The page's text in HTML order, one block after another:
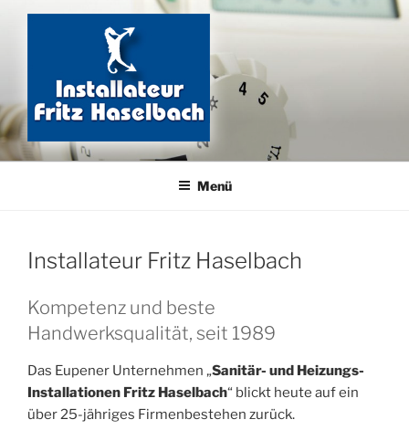
Zum
FRITZ HASELBACH
Ihr Sanitärfachmann vor Ort
Menü
Installateur Fritz Haselbach
Kompetenz und beste
Handwerksqualität, seit 1989
Das Eupener Unternehmen „Sanitär- und Heizungs-
Installationen Fritz Haselbach“ blickt heute auf ein
über 25-jähriges Firmenbestehen zurück.